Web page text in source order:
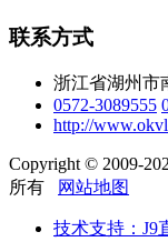
联系方式
浙江省湖州市
0572-3089555
http://
Copyright © 2009-
所有
网站地图
技术支持：J9